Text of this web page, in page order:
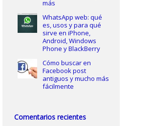
más
WhatsApp web: qué
es, usos y para qué
sirve en iPhone,
Android, Windows
Phone y BlackBerry
Cómo buscar en
Facebook post
antiguos y mucho más
fácilmente
Comentarios recientes